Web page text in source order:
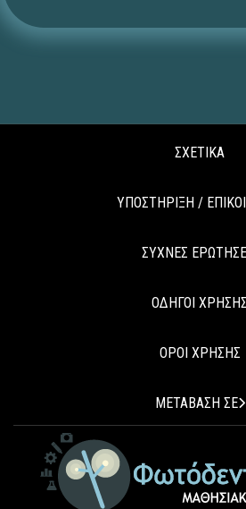
ΣΧΕΤΙΚΑ
ΥΠΟΣΤΗΡΙΞΗ /
ΣΥΧΝΕΣ
ΟΔΗΓΟΙ ΧΡΗΣΗΣ
ΟΡΟΙ ΧΡΗΣΗΣ
ΜΕΤΑΒΑΣΗ ΣΕ